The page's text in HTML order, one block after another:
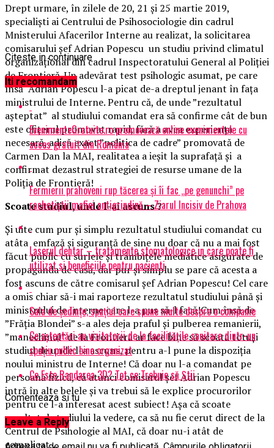
Drept urmare, în zilele de 20, 21 și 25 martie 2019,
specialiști ai Centrului de Psihosociologie din cadrul
Mnisterului Afacerilor Interne au realizat, la solicitarea
comisarului șef Adrian Popescu un studiu privind climatul
organizațional din cadrul Inspectoratului General al Poliției
de Frontieră. Un adevărat test psihologic asumat, pe care
însă Adrian Popescu l-a picat de-a dreptul jenant în fața
ministrului de Interne. Pentru că, de unde ”rezultatul
așteptat” al studiului comandat era să confirme cât de bun
este ofițerul promovat rapid, fără a avea experiența
necesară, adică exact ”politica de cadre” promovată de
Carmen Dan la MAI, realitatea a ieșit la suprafață și a
confirmat dezastrul strategiei de resurse umane de la
Poliția de Frontieră!
Scoate studiul, unde l-ai ascuns ?
Și uite cum pur și simplu rezultatul studiului comandat cu
atâta emfază și siguranță de sine nu doar că nu a mai fost
făcut public cu surlele și trâmbițele mediatice asigurate de
propaganda de casă, dar pur și simplu se pare că acesta a
fost ascuns de către comisarul șef Adrian Popescu! Cel care
a omis chiar să-i mai raporteze rezultatul studiului până și
ministrului de Interne care l-a pus să-l facă!Cum însă de
”Frăția Blondei” s-a ales deja praful și pulberea remanierii,
”manechinul” de la Frontieră ar face bine să scoată totuși
studiul de unde l-a ascuns, pentru a-l pune la dispoziția
noului ministru de Interne! Că doar nu l-a comandat pe
persoană fizică, că atunci comisarul șef Adrian Popescu
intră în alte belele și va trebui să le explice procurorilor
pentru ce l-a interesat acest subiect! Așa că scoate
rezultatul studiului la vedere, ca să nu fie cerut direct de la
Centrul de Psihologie al MAI, că doar nu-i atât de
complicat…
Citeste in continuare
Iti recomandam
EvenimenteGratuite.ro promovează online evenimentele cu
acces gratuit din România
Fermierii prahoveni rup tăcerea și îi fac „pe genunchi” pe
rachetiștii mafiei antigrindină – Ziarul Incisiv de Prahova
Laserul dentar – tratamente stomatologice in care poate fi
utilizat si beneficiile pentru pacienti
Sala de ședințe, spațiul care spune multe despre o companie
Ce așteptări au vizitatorii de la facilitățile sanitare dintr-un
spațiu public bine organizat
Ce Este Randarea 3D? Tot ce Trebuie să Știi
Comenteaza si tu
Leave a Reply